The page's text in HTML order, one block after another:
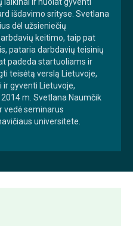
išdavimo srityse. Svetlana
dėl užsieniečių
keitimo, taip pat
pataria darbdavių teisinių
padeda startuoliams ir
teisėtą verslą Lietuvoje,
gyventi Lietuvoje,
m. Svetlana Naumčik
vedė seminarus
universitete.